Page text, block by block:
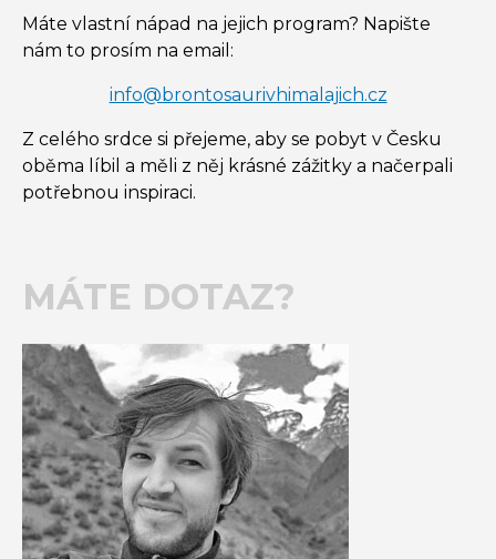
Máte vlastní nápad na jejich program? Napište
nám to prosím na email:
info@brontosaurivhimalajich.cz
Z celého srdce si přejeme, aby se pobyt v Česku
oběma líbil a měli z něj krásné zážitky a načerpali
potřebnou inspiraci.
MÁTE DOTAZ?